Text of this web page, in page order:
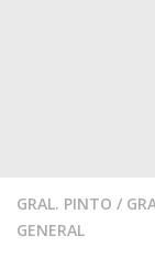
GRAL. PINTO /
GENERAL